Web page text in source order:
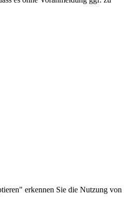
erkennen Sie die Nutzung von